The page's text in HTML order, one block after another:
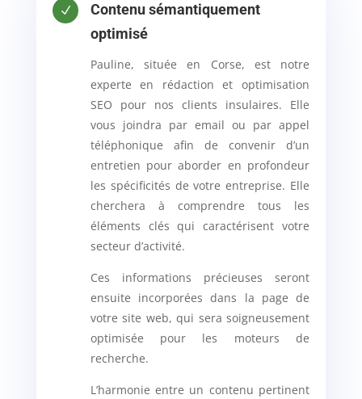
N
Contenu sémantiquement
optimisé
Pauline, située en Corse, est notre
experte en rédaction et optimisation
SEO pour nos clients insulaires. Elle
vous joindra par email ou par appel
téléphonique afin de convenir d’un
entretien pour aborder en profondeur
les spécificités de votre entreprise. Elle
cherchera à comprendre tous les
éléments clés qui caractérisent votre
secteur d’activité.
Ces informations précieuses seront
ensuite incorporées dans la page de
votre site web, qui sera soigneusement
optimisée pour les moteurs de
recherche.
L’harmonie entre un contenu pertinent